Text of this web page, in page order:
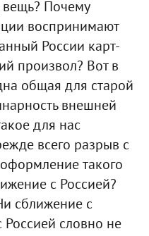
Почему
воспринимают
России карт-
произвол? Вот в
общая для старой
внешней
для нас
всего разрыв с
такого
с Россией?
сближение с
словно не